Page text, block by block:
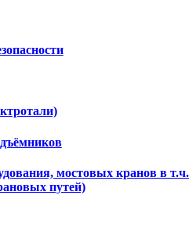
мостовых кранов в
путей)